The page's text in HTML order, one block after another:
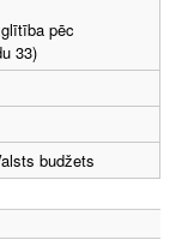
pēc
33)
budžets